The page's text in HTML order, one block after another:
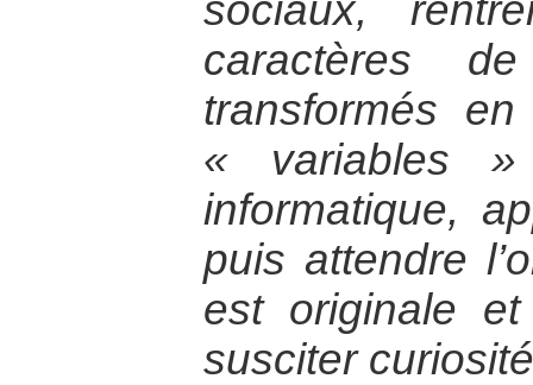
sociaux,
caractères
transformés
« variables
informatique,
puis attendre
est originale
susciter